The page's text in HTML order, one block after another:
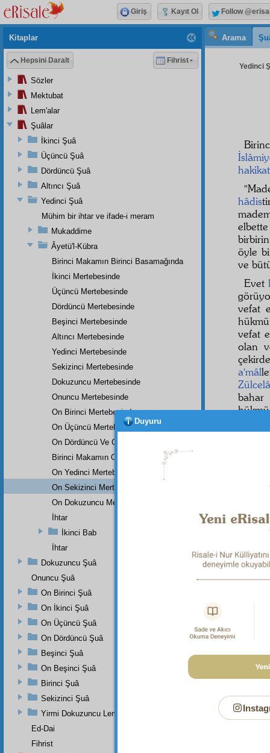
Arama
Yedinci
hakikat
hâdis
öyle
ve
Evet
vefat
vefat
olan
a'mâl
aynen
Kitaplar
Hepsini Daralt Fihrist
Sözler
Mektubat
Lem'alar
Şuâlar
İkinci Şuâ
Üçüncü Şuâ
Dördüncü Şuâ
Altıncı Şuâ
Yedinci Şuâ
Mühim bir ihtar ve ifade-i meram
Mukaddime
Âyetü'l-Kübra
Birinci Makamın Birinci Basamağında
İkinci Mertebesinde
Üçüncü Mertebesinde
Dördüncü Mertebesinde
Beşinci Mertebesinde
Altıncı Mertebesinde
Yedinci Mertebesinde
Sekizinci Mertebesinde
Dokuzuncu Mertebesinde
Onuncu Mertebesinde
On Birinci Mertebesinde
On Üçüncü Mertebesinde
On Dördüncü Ve On Beşinci Mertebesi
Birinci Makamın On Altıncı Mertebesinde
On Yedinci Mertebesinde
On Sekizinci Mertebesinde
On Dokuzuncu Mertebesinde
İhtar
İkinci Bab
İhtar
Dokuzuncu Şuâ
Onuncu Şuâ
On Birinci Şuâ
On İkinci Şuâ
On Üçüncü Şuâ
On Dördüncü Şuâ
Beşinci Şuâ
On Beşinci Şuâ
Birinci Şuâ
Sekizinci Şuâ
Yirmi Dokuzuncu Lem'adan İkinci Bab
Ed-Dai
Fihrist
Giriş Kayıt Ol Follow
Duyuru